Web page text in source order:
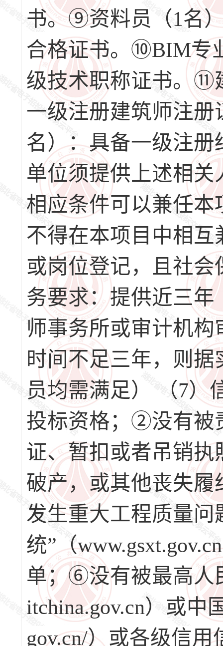
书。⑨资料员（1名
合格证书。⑩BIM专
级技术职称证书。⑪
一级注册建筑师注
名）：具备一级注
单位须提供上述相
相应条件可以兼任
不得在本项目中相
或岗位登记，且社
务要求：提供近三年
师事务所或审计机
时间不足三年，则
员均需满足） （7
投标资格；②没有被
证、暂扣或者吊销
破产，或其他丧失
发生重大工程质量
统”（
单；⑥没有被最高人
itchina.gov.cn）或中
gov.cn/）或各级信